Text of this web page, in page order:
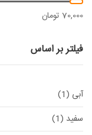
حداقل
حداکثر
70,000 تومان
فیلتر بر اساس
آبی (1)
سفید (1)